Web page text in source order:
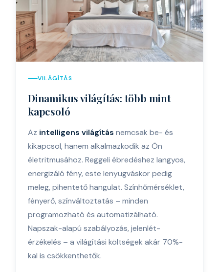
VILÁGÍTÁS
Dinamikus világítás: több mint
kapcsoló
Az intelligens világítás nemcsak be- és
kikapcsol, hanem alkalmazkodik az Ön
életritmusához. Reggeli ébredéshez langyos,
energizáló fény, este lenyugváskor pedig
meleg, pihentető hangulat. Színhőmérséklet,
fényerő, színváltoztatás – minden
programozható és automatizálható.
Napszak-alapú szabályozás, jelenlét-
érzékelés – a világítási költségek akár 70%-
kal is csökkenthetők.